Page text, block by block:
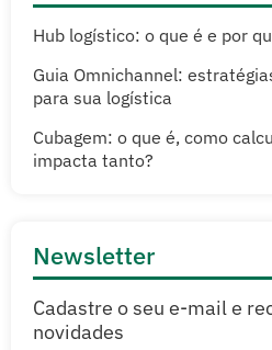
Hub logístico: o que é e por
Guia Omnichannel:
para sua logística
Cubagem: o que é, como
impacta tanto?
Newsletter
Cadastre o seu e-mail e
novidades